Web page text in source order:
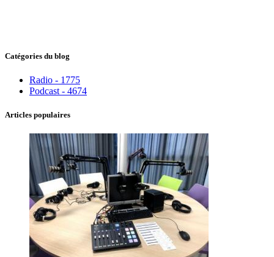
Catégories du blog
Radio - 1775
Podcast - 4674
Articles populaires